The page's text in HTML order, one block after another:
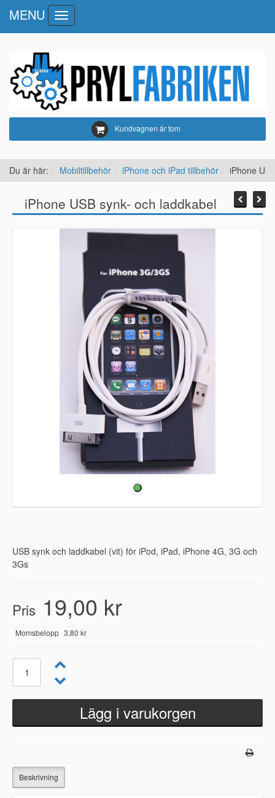
Kundvagnen är tom
MENU
Toggle
navigation
Du är här: Mobiltillbehör iPhone och iPad tillbehör iPhone
iPhone USB synk- och laddkabel
USB synk och laddkabel (vit) för iPod, iPad, iPhone 4G, 3G och
3Gs
Pris 19,00 kr
Momsbelopp 3,80 kr
Beskrivning